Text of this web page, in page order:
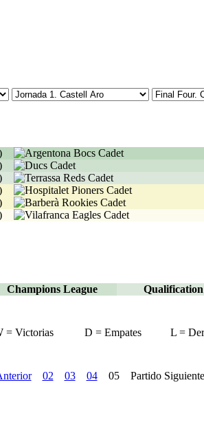
Champions League
= Victorias D = Empates L =
02 03 0405 Partido